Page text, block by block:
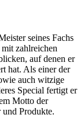
seines Fachs
zahlreichen
auf denen er
hat. Als einer der
auch witzige
Special fertigt er
Motto der
und Produkte.